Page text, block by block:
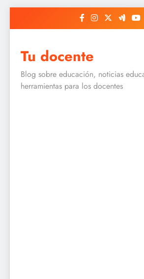
Tu docente
Blog sobre educación, noticias
herramientas para los docentes